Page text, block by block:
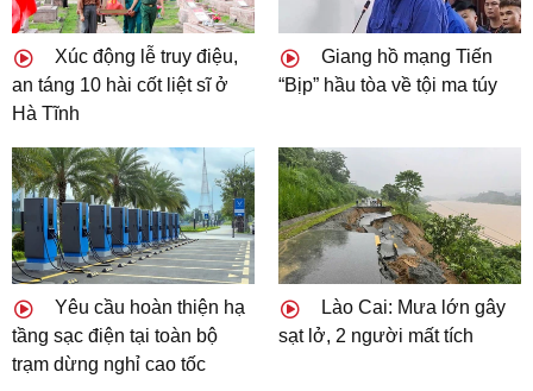
Xúc động lễ truy điệu,
an táng 10 hài cốt liệt sĩ ở
Hà Tĩnh
Giang hồ mạng Tiến
“Bịp” hầu tòa về tội ma túy
Yêu cầu hoàn thiện hạ
tầng sạc điện tại toàn bộ
trạm dừng nghỉ cao tốc
Lào Cai: Mưa lớn gây
sạt lở, 2 người mất tích